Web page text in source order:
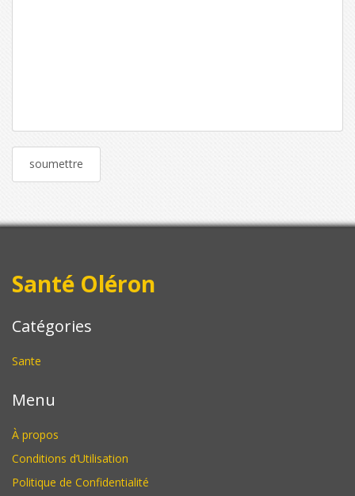
Santé Oléron
Catégories
Sante
Menu
À propos
Conditions d’Utilisation
Politique de Confidentialité